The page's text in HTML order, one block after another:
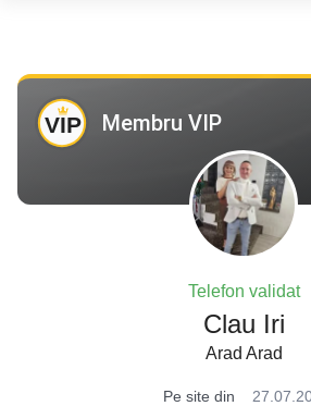
Membru VIP
Telefon validat
Clau Iri
Arad Arad
Pe site din